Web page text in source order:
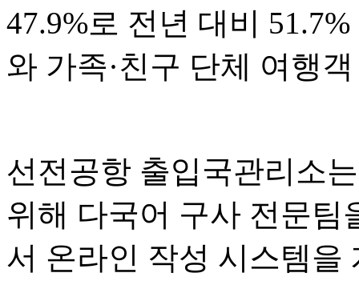
47.9%로 전년 대비
와 가족·친구 단체 여행
선전공항 출입국관리소
위해 다국어 구사 전문팀
서 온라인 작성 시스템을